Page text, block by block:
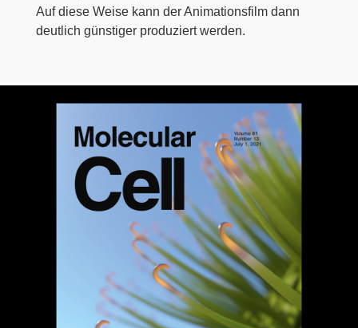
Auf diese Weise kann der Animationsfilm dann
deutlich günstiger produziert werden.